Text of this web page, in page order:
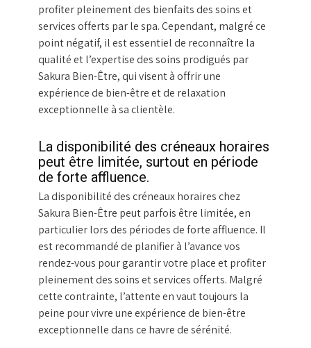
profiter pleinement des bienfaits des soins et
services offerts par le spa. Cependant, malgré ce
point négatif, il est essentiel de reconnaître la
qualité et l’expertise des soins prodigués par
Sakura Bien-Être, qui visent à offrir une
expérience de bien-être et de relaxation
exceptionnelle à sa clientèle.
La disponibilité des créneaux horaires
peut être limitée, surtout en période
de forte affluence.
La disponibilité des créneaux horaires chez
Sakura Bien-Être peut parfois être limitée, en
particulier lors des périodes de forte affluence. Il
est recommandé de planifier à l’avance vos
rendez-vous pour garantir votre place et profiter
pleinement des soins et services offerts. Malgré
cette contrainte, l’attente en vaut toujours la
peine pour vivre une expérience de bien-être
exceptionnelle dans ce havre de sérénité.